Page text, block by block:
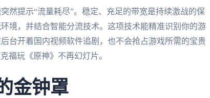
然提示“流量耗尽”。稳定、充足的带宽是持续激战的保
境，并结合智能分流技术。这项技术能精准识别你的游
台开着国内视频软件追剧，也不会抢占游戏所需的宝贵
福玩《原神》不再幻灯片。
金钟罩